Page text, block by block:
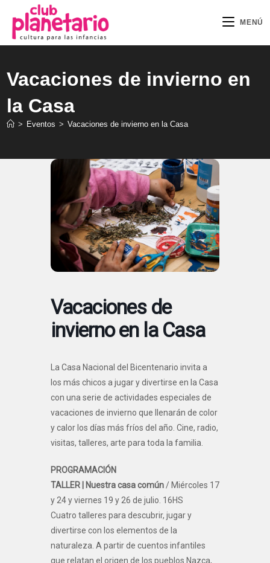
contenido
MENÚ
Vacaciones de invierno en
la Casa
> Eventos > Vacaciones de invierno en la Casa
Vacaciones de
invierno en la Casa
La Casa Nacional del Bicentenario invita a
los más chicos a jugar y divertirse en la Casa
con una serie de actividades especiales de
vacaciones de invierno que llenarán de color
y calor los días más fríos del año. Cine, radio,
visitas, talleres, arte para toda la familia.
PROGRAMACIÓN
TALLER | Nuestra casa común / Miércoles 17
y 24 y viernes 19 y 26 de julio. 16HS
Cuatro talleres para descubrir, jugar y
divertirse con los elementos de la
naturaleza. A partir de cuentos infantiles
que relatan el origen de los pueblos Nazca,